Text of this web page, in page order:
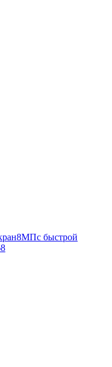
8МПс быстрой